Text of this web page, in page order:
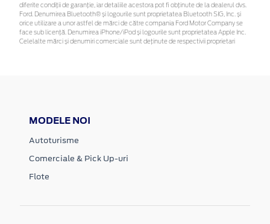
diferite condiții de garanție, iar detaliile acestora pot fi obținute de la dealerul dvs.
Ford. Denumirea Bluetooth® și logourile sunt proprietatea Bluetooth SIG, Inc. și
orice utilizare a unor astfel de mărci de către compania Ford Motor Company se
face sub licență. Denumirea iPhone/iPod și logourile sunt proprietatea Apple Inc.
Celelalte mărci și denumiri comerciale sunt deținute de respectivii proprietari
MODELE NOI
Autoturisme
Comerciale & Pick Up-uri
Flote